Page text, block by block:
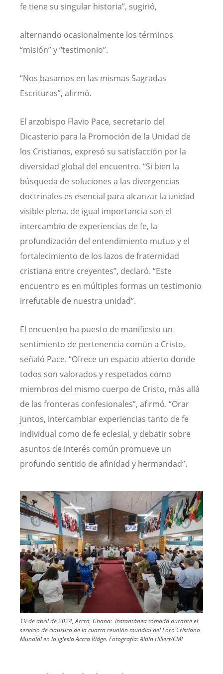
fe tiene su singular historia”, sugirió,
alternando ocasionalmente los términos
“misión” y “testimonio”.
“Nos basamos en las mismas Sagradas
Escrituras”, afirmó.
El arzobispo Flavio Pace, secretario del
Dicasterio para la Promoción de la Unidad de
los Cristianos, expresó su satisfacción por la
diversidad global del encuentro. “Si bien la
búsqueda de soluciones a las divergencias
doctrinales es esencial para alcanzar la unidad
visible plena, de igual importancia son el
intercambio de experiencias de fe, la
profundización del entendimiento mutuo y el
fortalecimiento de los lazos de fraternidad
cristiana entre creyentes”, declaró. “Este
encuentro es en múltiples formas un testimonio
irrefutable de nuestra unidad”.
El encuentro ha puesto de manifiesto un
sentimiento de pertenencia común a Cristo,
señaló Pace. “Ofrece un espacio abierto donde
todos son valorados y respetados como
miembros del mismo cuerpo de Cristo, más allá
de las fronteras confesionales”, afirmó. “Orar
juntos, intercambiar experiencias tanto de fe
individual como de fe eclesial, y debatir sobre
asuntos de interés común promueve un
profundo sentido de afinidad y hermandad”.
Image
19 de abril de 2024, Accra, Ghana: Instantánea tomada durante el
servicio de clausura de la cuarta reunión mundial del Foro Cristiano
Mundial en la iglesia Accra Ridge. Fotografía:Albin Hillert/CMI